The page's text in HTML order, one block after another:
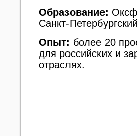
Образование:
Санкт-
Опыт: более 20
для российских и
отраслях.